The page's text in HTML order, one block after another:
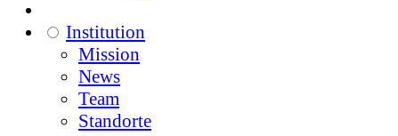
Institution
Mission
News
Team
Standorte